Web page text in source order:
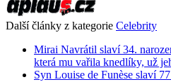
Další články z kategorie Celebrity
Mirai Navrátil slaví 34.
která mu vařila knedlíky, už
Syn Louise de Funèse slaví